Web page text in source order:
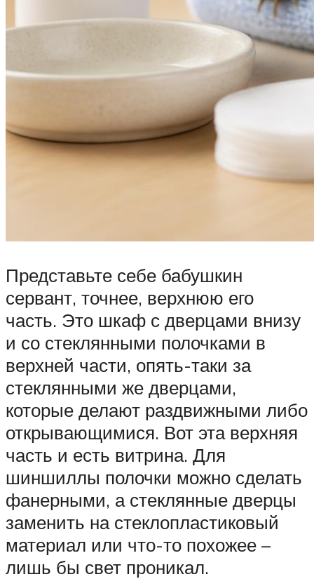
Представьте себе бабушкин
сервант, точнее, верхнюю его
часть. Это шкаф с дверцами внизу
и со стеклянными полочками в
верхней части, опять-таки за
стеклянными же дверцами,
которые делают раздвижными либо
открывающимися. Вот эта верхняя
часть и есть витрина. Для
шиншиллы полочки можно сделать
фанерными, а стеклянные дверцы
заменить на стеклопластиковый
материал или что-то похожее –
лишь бы свет проникал.